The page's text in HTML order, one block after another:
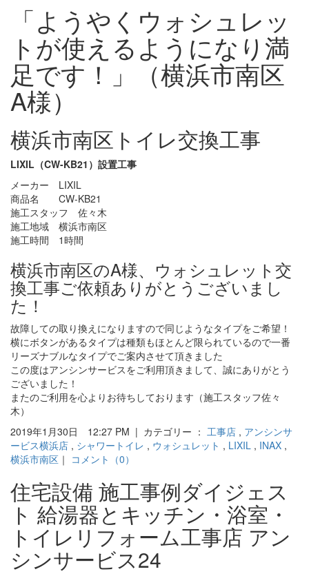
「ようやくウォシュレッ
トが使えるようになり満
足です！」（横浜市南区
A様）
横浜市南区トイレ交換工事
LIXIL（CW-KB21）設置工事
メーカー LIXIL
商品名 CW-KB21
施工スタッフ 佐々木
施工地域 横浜市南区
施工時間 1時間
横浜市南区のA様、ウォシュレット交
換工事ご依頼ありがとうございまし
た！
故障しての取り換えになりますので同じようなタイプをご希望！
横にボタンがあるタイプは種類もほとんど限られているので一番
リーズナブルなタイプでご案内させて頂きました
この度はアンシンサービスをご利用頂きまして、誠にありがとう
ございました！
またのご利用を心よりお待ちしております（施工スタッフ佐々
木）
2019年1月30日 12:27 PM | カテゴリー ： 工事店 , アンシンサ
ービス横浜店 , シャワートイレ , ウォシュレット , LIXIL , INAX ,
横浜市南区 ｜ コメント（0）
住宅設備 施工事例ダイジェス
ト 給湯器とキッチン・浴室・
トイレリフォーム工事店 アン
シンサービス24